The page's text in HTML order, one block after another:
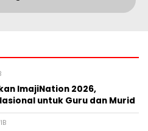
ImajiNation 2026,
untuk Guru dan Murid